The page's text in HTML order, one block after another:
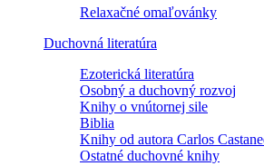
Relaxačné omaľovánky
Duchovná literatúra
Ezoterická literatúra
Osobný a duchovný rozvoj
Knihy o vnútornej sile
Biblia
Knihy od autora Carlos
Ostatné duchovné knihy